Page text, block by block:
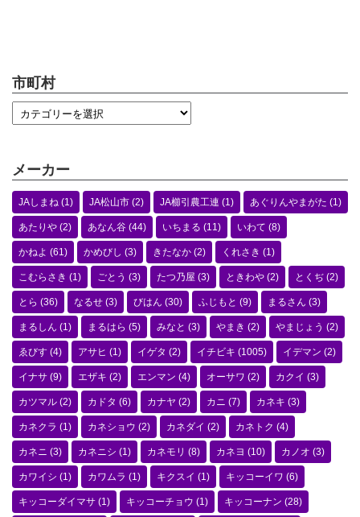
市町村
メーカー
JAしまね (1) JA松山市 (2) JA櫛引農工連 (1) あぐりんやまがた (1)
あたりや (2) あなん谷 (44) いちまる (11) いわて (8)
かねよ (61) かめびし (3) きたなか (2) くれさき (1)
こむらさき (1) ごとう (3) たつ乃屋 (3) ときわや (2) とくぢ (2)
とら (36) なるせ (3) びはん (30) ふじもと (9) まるさん (3)
まるしん (1) まるはら (5) みなと (3) やまき (2) やまじょう (2)
ゑびす (4) アサヒ (1) イゲタ (2) イチビキ (1005) イデマン (2)
イナサ (9) エザキ (2) エンマン (4) オーサワ (2) カクイ (3)
カツマル (2) カドタ (6) カナヤ (2) カニ (7) カネキ (3)
カネクラ (1) カネショウ (2) カネダイ (2) カネトク (4)
カネニ (3) カネニシ (1) カネモリ (8) カネヨ (10) カノオ (3)
カワイシ (1) カワムラ (1) キクスイ (1) キッコーイワ (6)
キッコーダイマサ (1) キッコーチョウ (1) キッコーナン (28)